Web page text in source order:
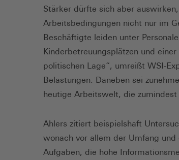
Stärker dürfte sich aber
Arbeitsbedingungen nicht nur im
Beschäftigte leiden unter
Kinderbetreuungsplätzen und
politischen Lage“, umreißt WSI-
Belastungen. Daneben sei
heutige Arbeitswelt, die zumindest
Ahlers zitiert beispielshaft
wonach vor allem der Umfang
Aufgaben, die hohe